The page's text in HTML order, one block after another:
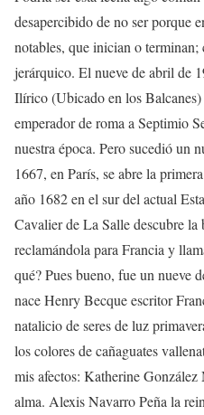
desapercibido de no ser porque
notables, que inician o
jerárquico. El nueve de abril de
Ilírico (Ubicado en los
emperador de roma a Septimio
nuestra época. Pero sucedió un
1667, en París, se abre la
año 1682 en el sur del actual
Cavalier de La Salle descubre
reclamándola para Francia y
qué? Pues bueno, fue un nueve
nace Henry Becque escritor
natalicio de seres de luz
los colores de cañaguates
mis afectos: Katherine
alma. Alexis Navarro Peña la